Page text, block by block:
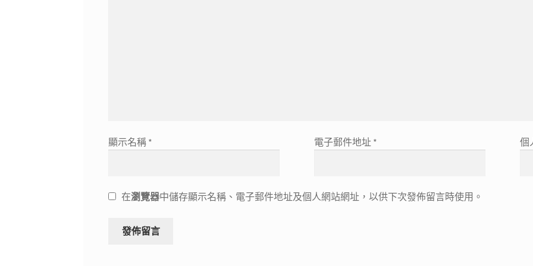
顯示名稱 * 電子郵件地址 * 個
在瀏覽器中儲存顯示名稱、電子郵件地址及個人網站網址，以供下次發佈留言時使用。